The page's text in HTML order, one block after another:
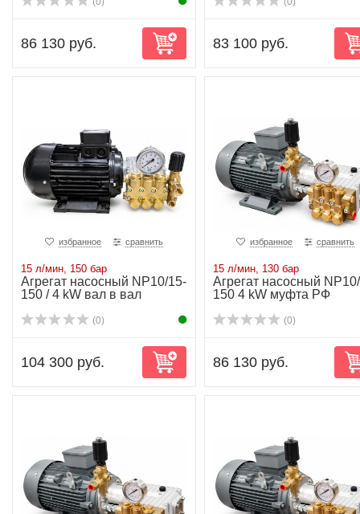
86 130 руб. 83 100 руб.
избранное сравнить
15 л/мин, 150 бар
Агрегат насосный NP10/15-
150 / 4 kW вал в вал
(0)
104 300 руб.
избранное сравнить
15 л/мин, 130 бар
Агрегат насосный
150 4 kW муфта РФ
(0)
86 130 руб.